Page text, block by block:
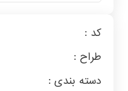
کد :
طراح :
دسته بندی :